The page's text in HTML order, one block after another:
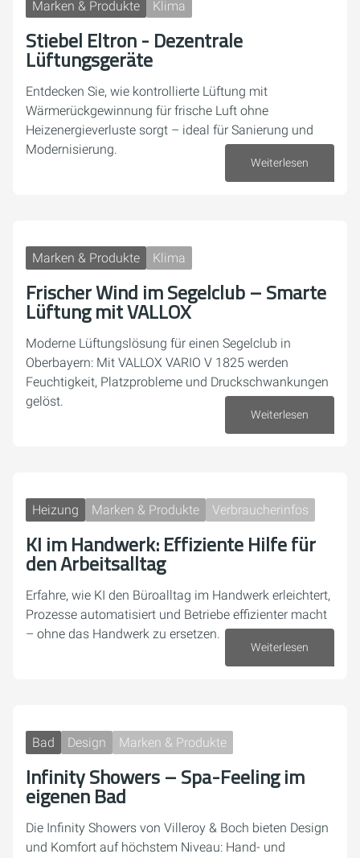
Marken & Produkte Klima
Stiebel Eltron - Dezentrale
Lüftungsgeräte
Entdecken Sie, wie kontrollierte Lüftung mit
Wärmerückgewinnung für frische Luft ohne
Heizenergieverluste sorgt – ideal für Sanierung und
Modernisierung.
Weiterlesen
Marken & Produkte Klima
Frischer Wind im Segelclub – Smarte
Lüftung mit VALLOX
Moderne Lüftungslösung für einen Segelclub in
Oberbayern: Mit VALLOX VARIO V 1825 werden
Feuchtigkeit, Platzprobleme und Druckschwankungen
gelöst.
Weiterlesen
Heizung Marken & Produkte Verbraucherinfos
KI im Handwerk: Effiziente Hilfe für
den Arbeitsalltag
Erfahre, wie KI den Büroalltag im Handwerk erleichtert,
Prozesse automatisiert und Betriebe effizienter macht
– ohne das Handwerk zu ersetzen.
Weiterlesen
Bad Design Marken & Produkte
Infinity Showers – Spa-Feeling im
eigenen Bad
Die Infinity Showers von Villeroy & Boch bieten Design
und Komfort auf höchstem Niveau: Hand- und